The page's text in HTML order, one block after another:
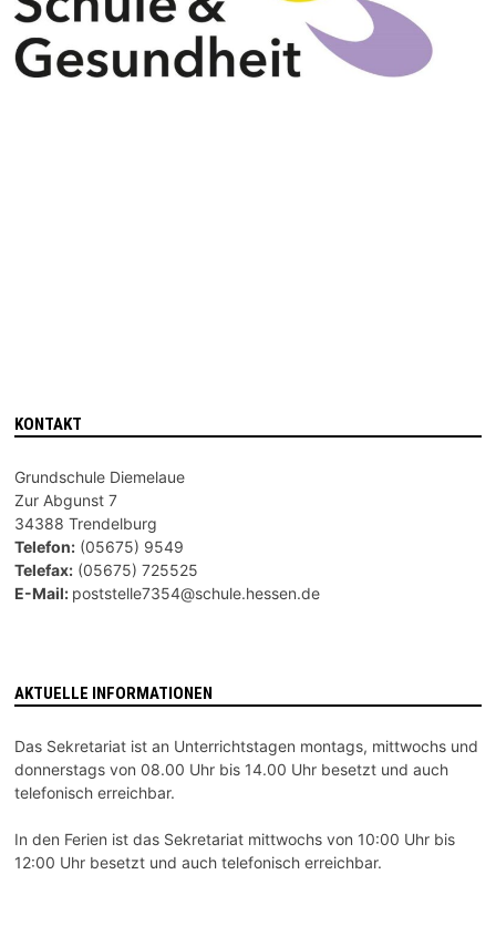
KONTAKT
Grundschule Diemelaue
Zur Abgunst 7
34388 Trendelburg
Telefon:(05675) 9549
Telefax:(05675) 725525
E-Mail: poststelle7354@schule.hessen.de
AKTUELLE INFORMATIONEN
Das Sekretariat ist an Unterrichtstagen montags, mittwochs und
donnerstags von 08.00 Uhr bis 14.00 Uhr besetzt und auch
telefonisch erreichbar.
In den Ferien ist das Sekretariat mittwochs von 10:00 Uhr bis
12:00 Uhr besetzt und auch telefonisch erreichbar.